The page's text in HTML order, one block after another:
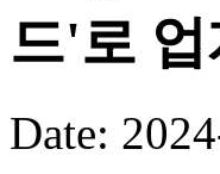
드'로
Date: